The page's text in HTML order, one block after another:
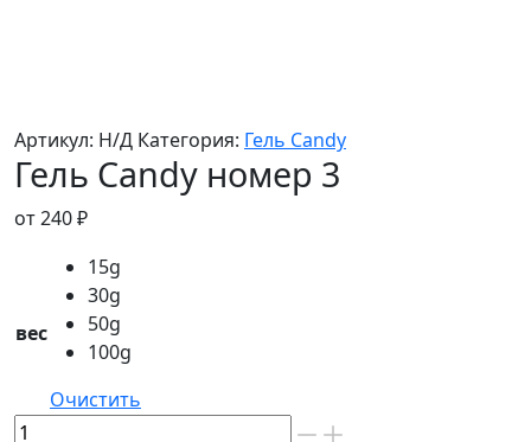
Артикул: Н/Д Категория: Гель Candy
Гель Candy номер 3
от240₽
вес
15g
30g
50g
100g
Очистить
Количество